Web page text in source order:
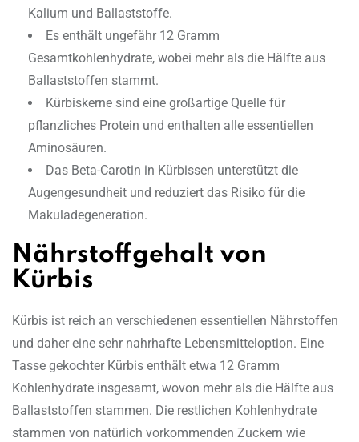
Kalium und Ballaststoffe.
Es enthält ungefähr 12 Gramm
Gesamtkohlenhydrate, wobei mehr als die Hälfte aus
Ballaststoffen stammt.
Kürbiskerne sind eine großartige Quelle für
pflanzliches Protein und enthalten alle essentiellen
Aminosäuren.
Das Beta-Carotin in Kürbissen unterstützt die
Augengesundheit und reduziert das Risiko für die
Makuladegeneration.
Nährstoffgehalt von
Kürbis
Kürbis ist reich an verschiedenen essentiellen Nährstoffen
und daher eine sehr nahrhafte Lebensmitteloption. Eine
Tasse gekochter Kürbis enthält etwa 12 Gramm
Kohlenhydrate insgesamt, wovon mehr als die Hälfte aus
Ballaststoffen stammen. Die restlichen Kohlenhydrate
stammen von natürlich vorkommenden Zuckern wie